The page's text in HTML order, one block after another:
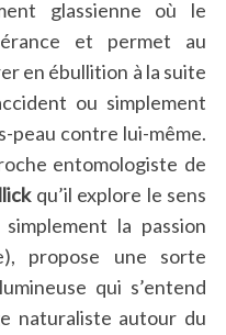
glassienne où le
et permet au
en ébullition à la suite
ou simplement
peau contre lui-même.
entomologiste de
qu’il explore le sens
la passion
propose une sorte
qui s’entend
naturaliste autour du